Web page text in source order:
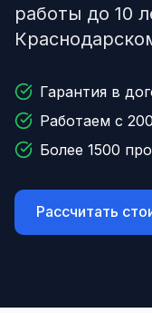
работы до 10
Гарантия в
Работаем с
Более 1500
Рассчитать